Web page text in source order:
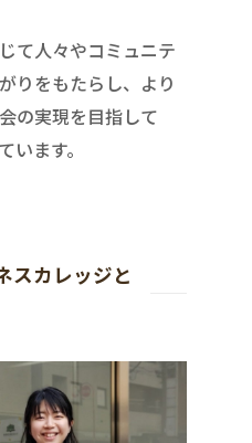
て人々やコミュニテ
りをもたらし、より
の実現を目指して
います。
スカレッジと